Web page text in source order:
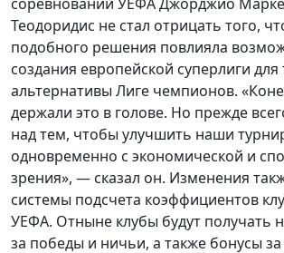
Теодоридис не стал отрицать того,
подобного решения повлияла
создания европейской суперлиги для
альтернативы Лиге чемпионов.
держали это в голове. Но прежде
над тем, чтобы улучшить наши
одновременно с экономической и
зрения», — сказал он. Изменения
системы подсчета коэффициентов
УЕФА. Отныне клубы будут получать
за победы и ничьи, а также бонусы